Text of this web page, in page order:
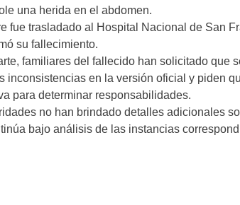
una herida en el abdomen.
fue trasladado al Hospital Nacional de San
su fallecimiento.
familiares del fallecido han solicitado que
inconsistencias en la versión oficial y piden
para determinar responsabilidades.
no han brindado detalles adicionales
bajo análisis de las instancias